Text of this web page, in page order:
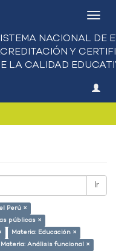
Ir
Perú ×
públicas ×
Materia: Educación ×
Materia: Análisis funcional ×